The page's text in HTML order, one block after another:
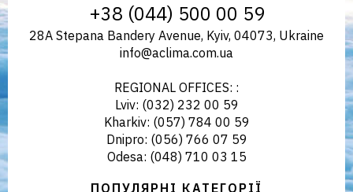
+38 (044) 500 00 59
28A Stepana Bandery Avenue, Kyiv, 04073, Ukraine
info@aclima.com.ua
REGIONAL OFFICES: :
Lviv: (032) 232 00 59
Kharkiv: (057) 784 00 59
Dnipro: (056) 766 07 59
Odesa: (048) 710 03 15
ПОПУЛЯРНІ КАТЕГОРІЇ